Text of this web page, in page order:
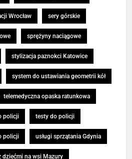
Wrocław sery górskie
sprężyny naciągowe
stylizacja paznokci Katowice
system do ustawiania geometrii kół
telemedyczna opaska ratunkowa
policji testy do policji
policji usługi sprzątania Gdynia
dziećmi na wsi Mazury